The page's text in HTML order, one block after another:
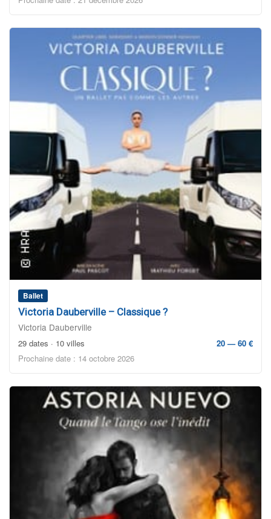
Ballet
Victoria Dauberville – Classique ?
Victoria Dauberville
29 dates · 10 villes
20 — 60 €
Prochaine date : 14 octobre 2026